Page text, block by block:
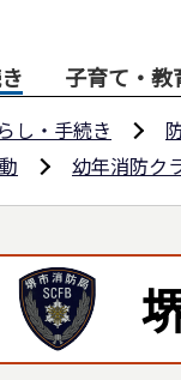
子育て・教
し・手続き
幼年消防ク